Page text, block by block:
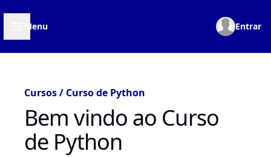
Open sidebar
Menu
Perfil
Entrar
Cursos / Curso de Python
Bem vindo ao Curso
de Python